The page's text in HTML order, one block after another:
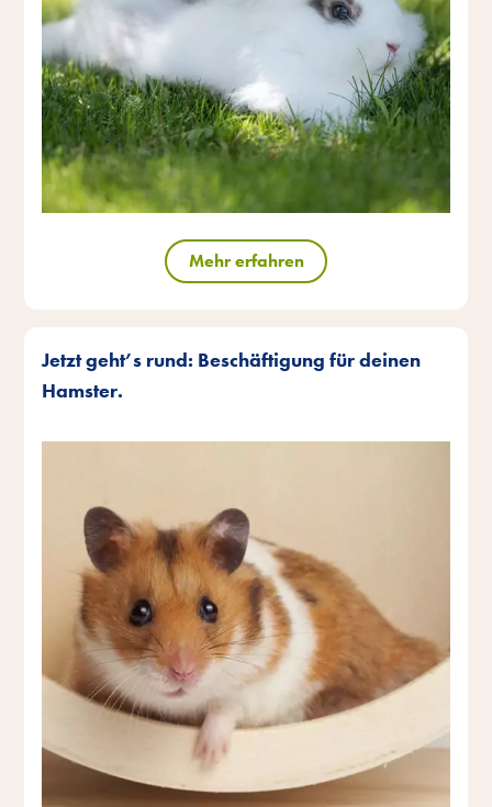
Mehr erfahren
Jetzt geht’s rund: Beschäftigung für deinen
Hamster.